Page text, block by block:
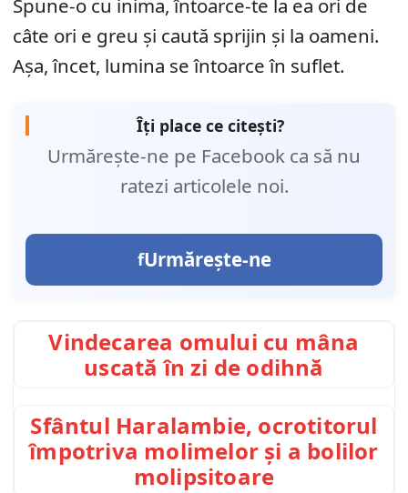
Spune-o cu inima, întoarce-te la ea ori de
câte ori e greu și caută sprijin și la oameni.
Așa, încet, lumina se întoarce în suflet.
Îți place ce citești?
Urmărește-ne pe Facebook ca să nu
ratezi articolele noi.
Urmărește-ne
Vindecarea omului cu mâna
uscată în zi de odihnă
Sfântul Haralambie, ocrotitorul
împotriva molimelor și a bolilor
molipsitoare